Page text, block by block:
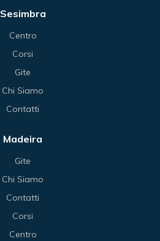
Sesimbra
Centro
Corsi
Gite
Chi Siamo
Contatti
Madeira
Gite
Chi Siamo
Contatti
Corsi
Centro